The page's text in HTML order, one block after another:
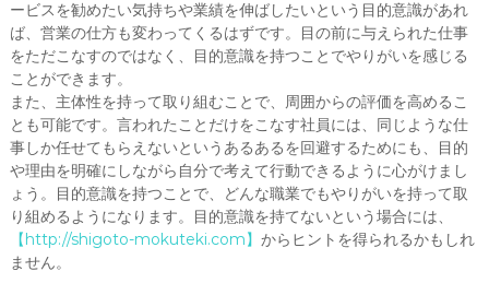
ービスを勧めたい気持ちや業績を伸ばしたいという目的意識があれ
ば、営業の仕方も変わってくるはずです。目の前に与えられた仕事
をただこなすのではなく、目的意識を持つことでやりがいを感じる
ことができます。
また、主体性を持って取り組むことで、周囲からの評価を高めるこ
とも可能です。言われたことだけをこなす社員には、同じような仕
事しか任せてもらえないというあるあるを回避するためにも、目的
や理由を明確にしながら自分で考えて行動できるように心がけまし
ょう。目的意識を持つことで、どんな職業でもやりがいを持って取
り組めるようになります。目的意識を持てないという場合には、
【http://shigoto-mokuteki.com】 からヒントを得られるかもしれ
ません。